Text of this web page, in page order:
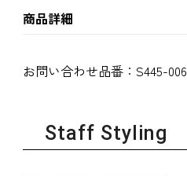
商品詳細
お問い合わせ品番： S445-006
Staff Styling